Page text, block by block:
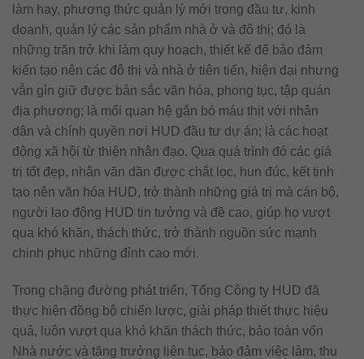
làm hay, phương thức quản lý mới trong đầu tư, kinh
doanh, quản lý các sản phẩm nhà ở và đô thị; đó là
những trăn trở khi làm quy hoạch, thiết kế để bảo đảm
kiến tạo nên các đô thị và nhà ở tiên tiến, hiện đại nhưng
vẫn gìn giữ được bản sắc văn hóa, phong tục, tập quán
địa phương; là mối quan hệ gắn bó máu thịt với nhân
dân và chính quyền nơi HUD đầu tư dự án; là các hoạt
động xã hội từ thiện nhân đạo. Qua quá trình đó các giá
trị tốt đẹp, nhân văn dần được chắt lọc, hun đúc, kết tinh
tạo nên văn hóa HUD, trở thành những giá trị mà cán bộ,
người lao động HUD tin tưởng và đề cao, giúp họ vượt
qua khó khăn, thách thức, trở thành nguồn sức mạnh
chinh phục những đỉnh cao mới.
Trong chặng đường phát triển, Tổng Công ty HUD đã
thực hiện đồng bộ chiến lược, giải pháp thiết thực hiệu
quả, luôn vượt qua khó khăn thách thức, bảo toàn vốn
Nhà nước và tăng trưởng liên tục, bảo đảm việc làm, thu